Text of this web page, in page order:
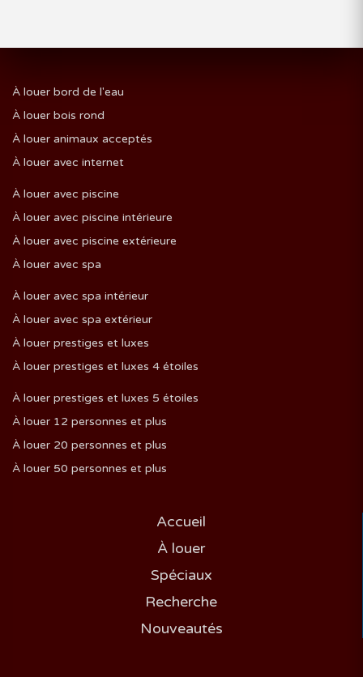
À louer bord de l'eau
À louer bois rond
À louer animaux acceptés
À louer avec internet
À louer avec piscine
À louer avec piscine intérieure
À louer avec piscine extérieure
À louer avec spa
À louer avec spa intérieur
À louer avec spa extérieur
À louer prestiges et luxes
À louer prestiges et luxes 4 étoiles
À louer prestiges et luxes 5 étoiles
À louer 12 personnes et plus
À louer 20 personnes et plus
À louer 50 personnes et plus
Accueil
À louer
Spéciaux
Recherche
Nouveautés